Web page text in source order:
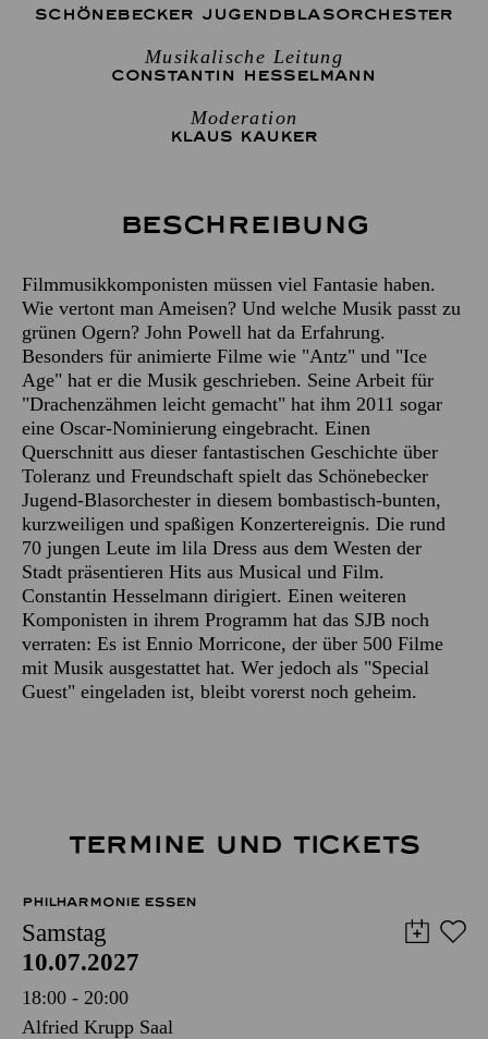
SCHÖNEBECKER JUGENDBLASORCHESTER
Musikalische Leitung
CONSTANTIN HESSELMANN
Moderation
KLAUS KAUKER
Beschreibung
Filmmusikkomponisten müssen viel Fantasie haben.
Wie vertont man Ameisen? Und welche Musik passt zu
grünen Ogern? John Powell hat da Erfahrung.
Besonders für animierte Filme wie "Antz" und "Ice
Age" hat er die Musik geschrieben. Seine Arbeit für
"Drachenzähmen leicht gemacht" hat ihm 2011 sogar
eine Oscar-Nominierung eingebracht. Einen
Querschnitt aus dieser fantastischen Geschichte über
Toleranz und Freundschaft spielt das Schönebecker
Jugend-Blasorchester in diesem bombastisch-bunten,
kurzweiligen und spaßigen Konzertereignis. Die rund
70 jungen Leute im lila Dress aus dem Westen der
Stadt präsentieren Hits aus Musical und Film.
Constantin Hesselmann dirigiert. Einen weiteren
Komponisten in ihrem Programm hat das SJB noch
verraten: Es ist Ennio Morricone, der über 500 Filme
mit Musik ausgestattet hat. Wer jedoch als "Special
Guest" eingeladen ist, bleibt vorerst noch geheim.
TERMINE UND TICKETS
PHILHARMONIE ESSEN
Samstag
10.07.2027
18:00 - 20:00
Alfried Krupp Saal